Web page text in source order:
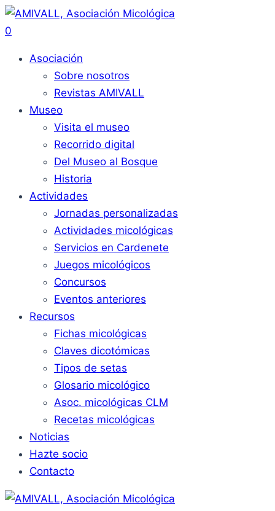
0
Asociación
Sobre nosotros
Revistas AMIVALL
Museo
Visita el museo
Recorrido digital
Del Museo al Bosque
Historia
Actividades
Jornadas personalizadas
Actividades micológicas
Servicios en Cardenete
Juegos micológicos
Concursos
Eventos anteriores
Recursos
Fichas micológicas
Claves dicotómicas
Tipos de setas
Glosario micológico
Asoc. micológicas CLM
Recetas micológicas
Noticias
Hazte socio
Contacto